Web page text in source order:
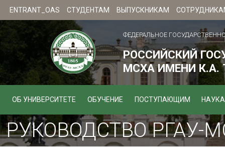
ENTRANT_OAS СТУДЕНТАМ ВЫПУСКНИКАМ
ФЕДЕРАЛЬНОЕ
РОССИЙСКИЙ
МСХА ИМЕНИ К.А.
ОБ УНИВЕРСИТЕТЕ ОБУЧЕНИЕ ПОСТУПАЮЩИМ
РУКОВОДСТВО РГАУ-